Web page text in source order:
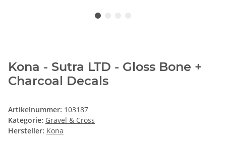
Kona - Sutra LTD - Gloss Bone +
Charcoal Decals
Artikelnummer: 103187
Kategorie: Gravel & Cross
Hersteller: Kona